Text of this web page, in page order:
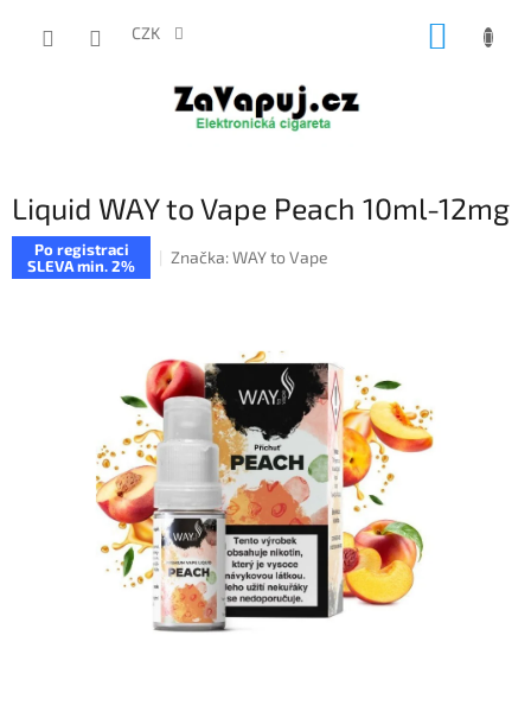
CZK
Liquid WAY to Vape Peach 10ml-12mg
Po registraci
SLEVA min. 2%
Značka:WAY to Vape